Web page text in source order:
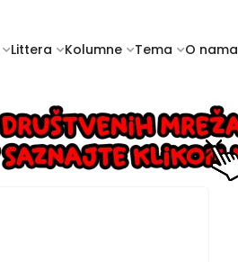
Littera Kolumne Tema O nama